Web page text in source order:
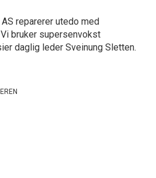
reparerer utedo med
bruker supersenvokst
daglig leder Sveinung Sletten.